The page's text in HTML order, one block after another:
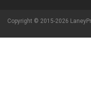
Copyright © 2015-2026